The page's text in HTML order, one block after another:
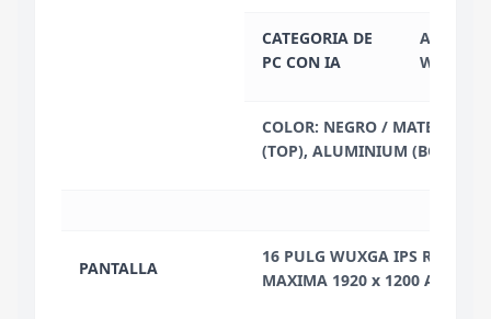
CATEGORIA DE
PC CON IA
AI-READY
COLOR: NEGRO / MATERIAL:
(TOP), ALUMINIUM (BOTTOM)
PANTALLA
16 PULG WUXGA IPS
MAXIMA 1920 x 1200 ANTI-